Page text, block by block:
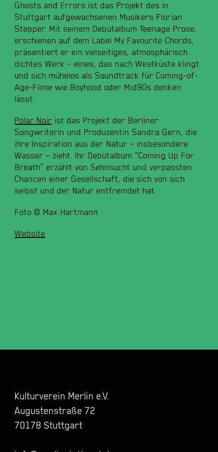
Ghosts and Errors ist das Projekt des in
Stuttgart aufgewachsenen Musikers Florian
Stepper. Mit seinem Debütalbum Teenage Prose,
erschienen auf dem Label My Favourite Chords,
präsentiert er ein vielseitiges, atmosphärisch
dichtes Werk – eines, das nach Westküste klingt
und sich mühelos als Soundtrack für Coming-of-
Age-Filme wie Boyhood oder Mid90s denken
lässt.
Polar Noir ist das Projekt der Berliner
Songwriterin und Produzentin Sandra Gern, die
ihre Inspiration aus der Natur – insbesondere
Wasser – zieht. Ihr Debütalbum “Coming Up For
Breath” erzählt von Sehnsucht und verpassten
Chancen einer Gesellschaft, die sich von sich
selbst und der Natur entfremdet hat.
Foto © Max Hartmann
Website
Kulturverein Merlin e.V.
Augustenstraße 72
70178 Stuttgart